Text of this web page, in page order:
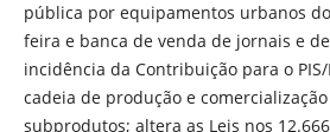
pública por equipamentos urbanos
feira e banca de venda de jornais e
incidência da Contribuição para o
cadeia de produção e
subprodutos; altera as Leis nos